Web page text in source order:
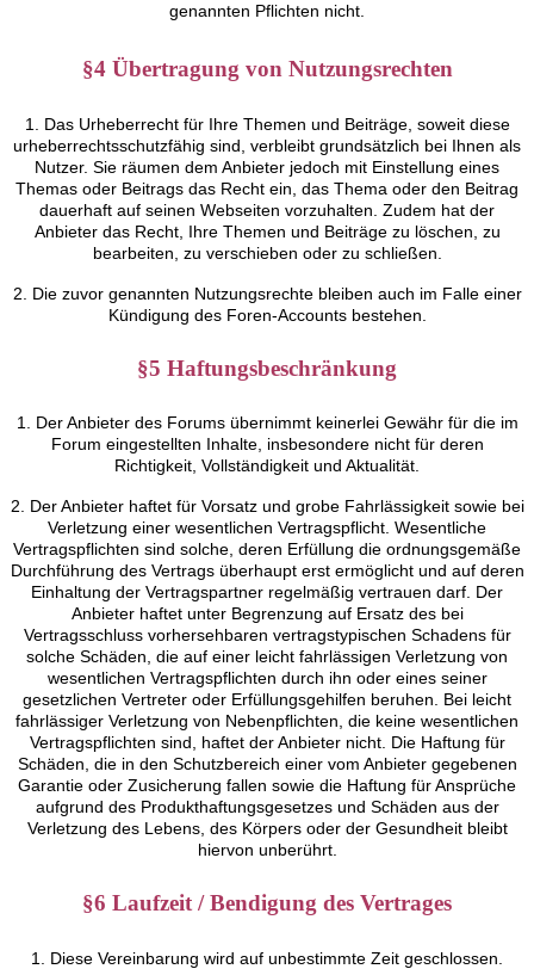
genannten Pflichten nicht.
§4 Übertragung von Nutzungsrechten
1. Das Urheberrecht für Ihre Themen und Beiträge, soweit diese
urheberrechtsschutzfähig sind, verbleibt grundsätzlich bei Ihnen als
Nutzer. Sie räumen dem Anbieter jedoch mit Einstellung eines
Themas oder Beitrags das Recht ein, das Thema oder den Beitrag
dauerhaft auf seinen Webseiten vorzuhalten. Zudem hat der
Anbieter das Recht, Ihre Themen und Beiträge zu löschen, zu
bearbeiten, zu verschieben oder zu schließen.
2. Die zuvor genannten Nutzungsrechte bleiben auch im Falle einer
Kündigung des Foren-Accounts bestehen.
§5 Haftungsbeschränkung
1. Der Anbieter des Forums übernimmt keinerlei Gewähr für die im
Forum eingestellten Inhalte, insbesondere nicht für deren
Richtigkeit, Vollständigkeit und Aktualität.
2. Der Anbieter haftet für Vorsatz und grobe Fahrlässigkeit sowie bei
Verletzung einer wesentlichen Vertragspflicht. Wesentliche
Vertragspflichten sind solche, deren Erfüllung die ordnungsgemäße
Durchführung des Vertrags überhaupt erst ermöglicht und auf deren
Einhaltung der Vertragspartner regelmäßig vertrauen darf. Der
Anbieter haftet unter Begrenzung auf Ersatz des bei
Vertragsschluss vorhersehbaren vertragstypischen Schadens für
solche Schäden, die auf einer leicht fahrlässigen Verletzung von
wesentlichen Vertragspflichten durch ihn oder eines seiner
gesetzlichen Vertreter oder Erfüllungsgehilfen beruhen. Bei leicht
fahrlässiger Verletzung von Nebenpflichten, die keine wesentlichen
Vertragspflichten sind, haftet der Anbieter nicht. Die Haftung für
Schäden, die in den Schutzbereich einer vom Anbieter gegebenen
Garantie oder Zusicherung fallen sowie die Haftung für Ansprüche
aufgrund des Produkthaftungsgesetzes und Schäden aus der
Verletzung des Lebens, des Körpers oder der Gesundheit bleibt
hiervon unberührt.
§6 Laufzeit / Bendigung des Vertrages
1. Diese Vereinbarung wird auf unbestimmte Zeit geschlossen.